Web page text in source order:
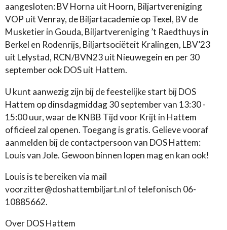
aangesloten: BV Horna uit Hoorn, Biljartvereniging
VOP uit Venray, de Biljartacademie op Texel, BV de
Musketier in Gouda, Biljartvereniging ’t Raedthuys in
Berkel en Rodenrijs, Biljartsociëteit Kralingen, LBV’23
uit Lelystad, RCN/BVN23 uit Nieuwegein en per 30
september ook DOS uit Hattem.
U kunt aanwezig zijn bij de feestelijke start bij DOS
Hattem op dinsdagmiddag 30 september van 13:30 -
15:00 uur, waar de KNBB Tijd voor Krijt in Hattem
officieel zal openen. Toegang is gratis. Gelieve vooraf
aanmelden bij de contactpersoon van DOS Hattem:
Louis van Jole. Gewoon binnen lopen mag en kan ook!
Louis is te bereiken via mail
voorzitter@doshattembiljart.nl of telefonisch 06-
10885662.
Over DOS Hattem